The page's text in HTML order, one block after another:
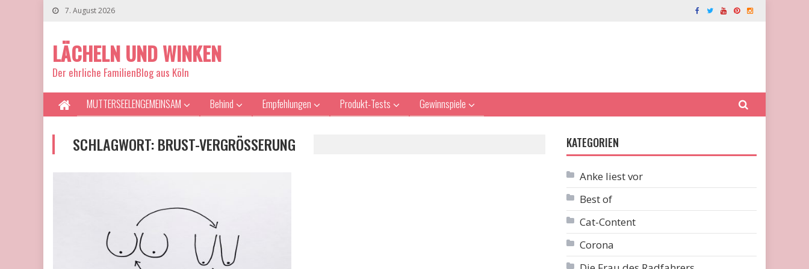
7. August 2026
LÄCHELN UND WINKEN
Der ehrliche FamilienBlog aus Köln
MUTTERSEELENGEMEINSAM Behind Empfehlungen Produkt-Tests Gewinnspiele
SCHLAGWORT:BRUST-VERGRÖSSERUNG KATEGORIEN
Anke liest vor
Best of
Cat-Content
Corona